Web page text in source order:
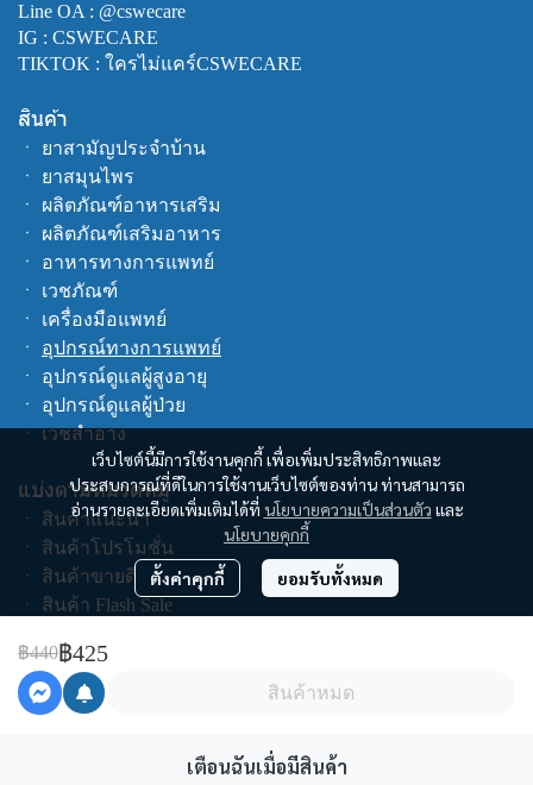
฿440฿425
สินค้าหมด
เตือนฉันเมื่อมีสินค้า
เว็บไซต์นี้มีการใช้งานคุกกี้ เพื่อเพิ่มประสิทธิภาพและ
ประสบการณ์ที่ดีในการใช้งานเว็บไซต์ของท่าน ท่านสามารถ
อ่านรายละเอียดเพิ่มเติมได้ที่ นโยบายความเป็นส่วนตัว และ
นโยบายคุกกี้
ตั้งค่าคุกกี้ ยอมรับทั้งหมด
Line OA : @cswecare
IG : CSWECARE
TIKTOK : ใครไม่แคร์CSWECARE
สินค้า
ㆍ ยาสามัญประจำบ้าน
ㆍ ยาสมุนไพร
ㆍ ผลิตภัณฑ์อาหารเสริม
ㆍ ผลิตภัณฑ์เสริมอาหาร
ㆍ อาหารทางการแพทย์
ㆍ เวชภัณฑ์
ㆍ เครื่องมือแพทย์
ㆍ อุปกรณ์ทางการแพทย์
ㆍ อุปกรณ์ดูแลผู้สูงอายุ
ㆍ อุปกรณ์ดูแลผู้ป่วย
ㆍเวชสำอาง
แบ่งตามหมวดหมู่
ㆍ สินค้าแนะนำ
ㆍ สินค้าโปรโมชั่น
ㆍ สินค้าขายดี
ㆍ สินค้า Flash Sale
ช็อปตามแบรนด์
คูปอง